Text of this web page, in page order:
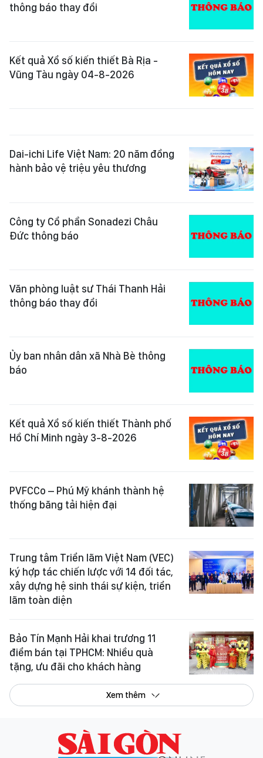
thông báo thay đổi
Kết quả Xổ số kiến thiết Bà Rịa -
Vũng Tàu ngày 04-8-2026
Dai-ichi Life Việt Nam: 20 năm đồng
hành bảo vệ triệu yêu thương
Công ty Cổ phần Sonadezi Châu
Đức thông báo
Văn phòng luật sư Thái Thanh Hải
thông báo thay đổi
Ủy ban nhân dân xã Nhà Bè thông
báo
Kết quả Xổ số kiến thiết Thành phố
Hồ Chí Minh ngày 3-8-2026
PVFCCo – Phú Mỹ khánh thành hệ
thống băng tải hiện đại
Trung tâm Triển lãm Việt Nam (VEC)
ký hợp tác chiến lược với 14 đối tác,
xây dựng hệ sinh thái sự kiện, triển
lãm toàn diện
Bảo Tín Mạnh Hải khai trương 11
điểm bán tại TPHCM: Nhiều quà
tặng, ưu đãi cho khách hàng
Xem thêm